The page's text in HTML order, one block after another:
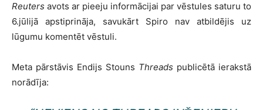
Reuters avots ar pieeju informācijai par vēstules saturu to
6.jūlijā apstiprināja, savukārt Spiro nav atbildējis uz
lūgumu komentēt vēstuli.
Meta pārstāvis Endijs Stouns Threads publicētā ierakstā
norādīja: